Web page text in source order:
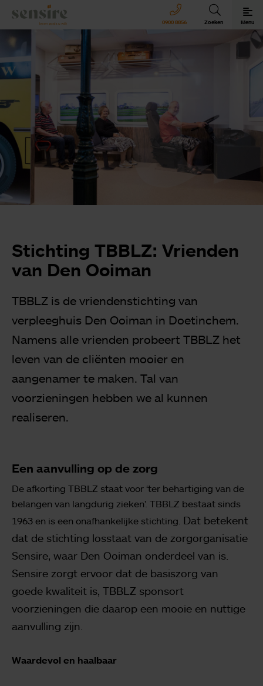
Sensire logo
0900 8856 Zoeken Menu
Sensire bij u thuis
Revalideren met Sensire
Wonen en zorg met Sensire
Meer over Sensire
Stichting TBBLZ: Vrienden
van Den Ooiman
TBBLZ is de vriendenstichting van
verpleeghuis Den Ooiman in Doetinchem.
Namens alle vrienden probeert TBBLZ het
leven van de cliënten mooier en
aangenamer te maken. Tal van
voorzieningen hebben we al kunnen
realiseren.
Een aanvulling op de zorg
De afkorting TBBLZ staat voor ‘ter behartiging van de
belangen van langdurig zieken’. TBBLZ bestaat sinds
1963 en is een onafhankelijke stichting. Dat betekent
dat de stichting losstaat van de zorg­organisatie
Sensire, waar Den Ooiman onderdeel van is.
Sensire zorgt ervoor dat de basiszorg van
goede kwaliteit is, TBBLZ sponsort
voorzieningen die daarop een mooie en nuttige
aanvulling zijn.
Waardevol en haalbaar